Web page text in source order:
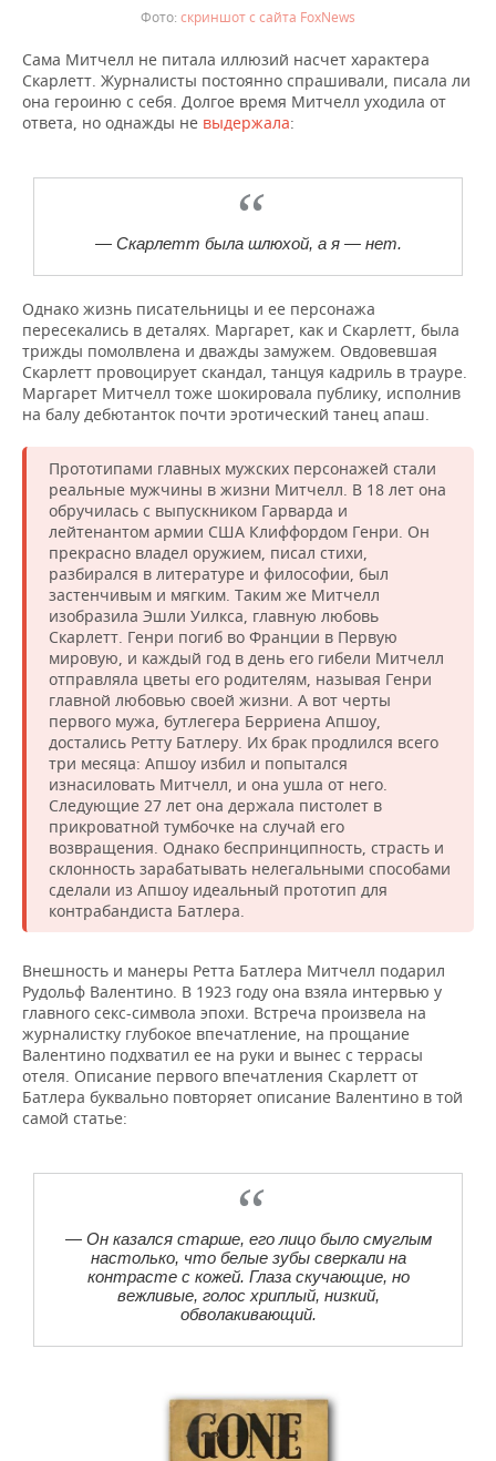
скриншот с сайта FoxNews
Сама Митчелл не питала иллюзий насчет характера
Скарлетт. Журналисты постоянно спрашивали, писала ли
она героиню с себя. Долгое время Митчелл уходила от
ответа, но однажды не выдержала:
— Скарлетт была шлюхой, а я — нет.
Однако жизнь писательницы и ее персонажа
пересекались в деталях. Маргарет, как и Скарлетт, была
трижды помолвлена и дважды замужем. Овдовевшая
Скарлетт провоцирует скандал, танцуя кадриль в трауре.
Маргарет Митчелл тоже шокировала публику, исполнив
на балу дебютанток почти эротический танец апаш.
Прототипами главных мужских персонажей стали
реальные мужчины в жизни Митчелл. В 18 лет она
обручилась с выпускником Гарварда и
лейтенантом армии США Клиффордом Генри. Он
прекрасно владел оружием, писал стихи,
разбирался в литературе и философии, был
застенчивым и мягким. Таким же Митчелл
изобразила Эшли Уилкса, главную любовь
Скарлетт. Генри погиб во Франции в Первую
мировую, и каждый год в день его гибели Митчелл
отправляла цветы его родителям, называя Генри
главной любовью своей жизни. А вот черты
первого мужа, бутлегера Берриена Апшоу,
достались Ретту Батлеру. Их брак продлился всего
три месяца: Апшоу избил и попытался
изнасиловать Митчелл, и она ушла от него.
Следующие 27 лет она держала пистолет в
прикроватной тумбочке на случай его
возвращения. Однако беспринципность, страсть и
склонность зарабатывать нелегальными способами
сделали из Апшоу идеальный прототип для
контрабандиста Батлера.
Внешность и манеры Ретта Батлера Митчелл подарил
Рудольф Валентино. В 1923 году она взяла интервью у
главного секс-символа эпохи. Встреча произвела на
журналистку глубокое впечатление, на прощание
Валентино подхватил ее на руки и вынес с террасы
отеля. Описание первого впечатления Скарлетт от
Батлера буквально повторяет описание Валентино в той
самой статье:
— Он казался старше, его лицо было смуглым
настолько, что белые зубы сверкали на
контрасте с кожей. Глаза скучающие, но
вежливые, голос хриплый, низкий,
обволакивающий.